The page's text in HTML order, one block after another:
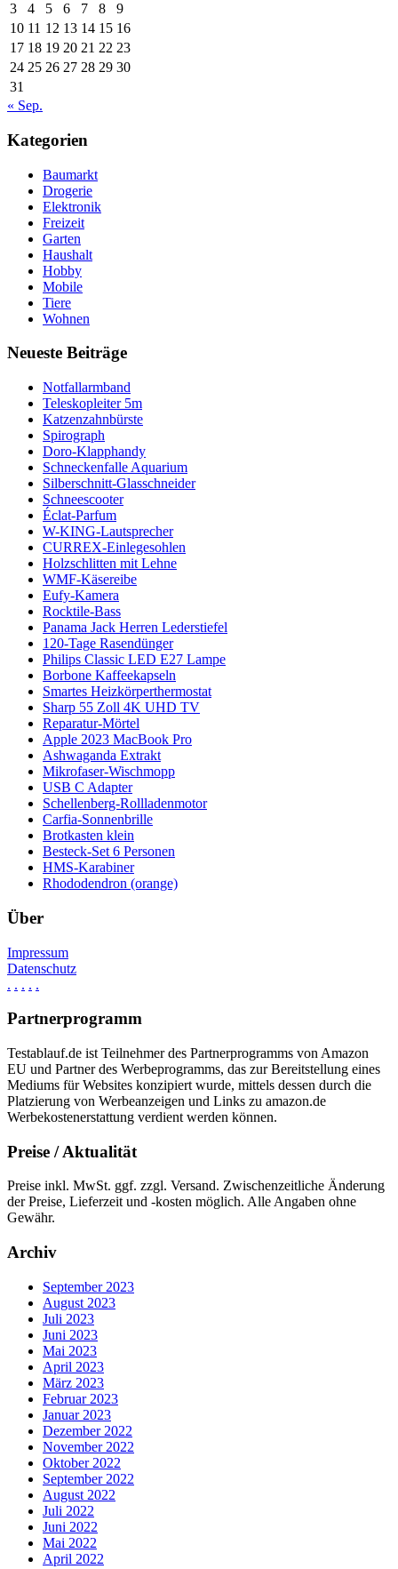
3
4 5 6 7 8
9
10 11 12 13 14 15 16
17 18 19 20 21 22 23
24 25 26 27 28 29 30
31
« Sep.
Kategorien
Baumarkt
Drogerie
Elektronik
Freizeit
Garten
Haushalt
Hobby
Mobile
Tiere
Wohnen
Neueste Beiträge
Notfallarmband
Teleskopleiter 5m
Katzenzahnbürste
Spirograph
Doro-Klapphandy
Schneckenfalle Aquarium
Silberschnitt-Glasschneider
Schneescooter
Éclat-Parfum
W-KING-Lautsprecher
CURREX-Einlegesohlen
Holzschlitten mit Lehne
WMF-Käsereibe
Eufy-Kamera
Rocktile-Bass
Panama Jack Herren Lederstiefel
120-Tage Rasendünger
Philips Classic LED E27 Lampe
Borbone Kaffeekapseln
Smartes Heizkörperthermostat
Sharp 55 Zoll 4K UHD TV
Reparatur-Mörtel
Apple 2023 MacBook Pro
Ashwaganda Extrakt
Mikrofaser-Wischmopp
USB C Adapter
Schellenberg-Rollladenmotor
Carfia-Sonnenbrille
Brotkasten klein
Besteck-Set 6 Personen
HMS-Karabiner
Rhododendron (orange)
Über
Impressum
Datenschutz
. . . . .
Partnerprogramm
Testablauf.de ist Teilnehmer des Partnerprogramms von Amazon
EU und Partner des Werbeprogramms, das zur Bereitstellung eines
Mediums für Websites konzipiert wurde, mittels dessen durch die
Platzierung von Werbeanzeigen und Links zu amazon.de
Werbekostenerstattung verdient werden können.
Preise / Aktualität
Preise inkl. MwSt. ggf. zzgl. Versand. Zwischenzeitliche Änderung
der Preise, Lieferzeit und -kosten möglich. Alle Angaben ohne
Gewähr.
Archiv
September 2023
August 2023
Juli 2023
Juni 2023
Mai 2023
April 2023
März 2023
Februar 2023
Januar 2023
Dezember 2022
November 2022
Oktober 2022
September 2022
August 2022
Juli 2022
Juni 2022
Mai 2022
April 2022